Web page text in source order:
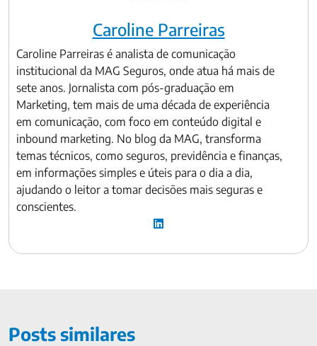
Caroline Parreiras
Caroline Parreiras é analista de comunicação
institucional da MAG Seguros, onde atua há mais de
sete anos. Jornalista com pós-graduação em
Marketing, tem mais de uma década de experiência
em comunicação, com foco em conteúdo digital e
inbound marketing. No blog da MAG, transforma
temas técnicos, como seguros, previdência e finanças,
em informações simples e úteis para o dia a dia,
ajudando o leitor a tomar decisões mais seguras e
conscientes.
Posts similares